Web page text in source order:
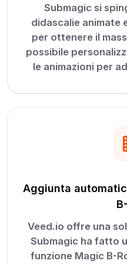
Submagic si
didascalie animate
per ottenere il
possibile
le animazioni per
Aggiunta
Veed.io offre una
Submagic ha fatto
funzione Magic B-